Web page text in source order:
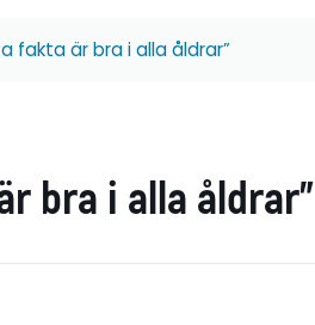
fakta är bra i alla åldrar”
bra i alla åldrar”